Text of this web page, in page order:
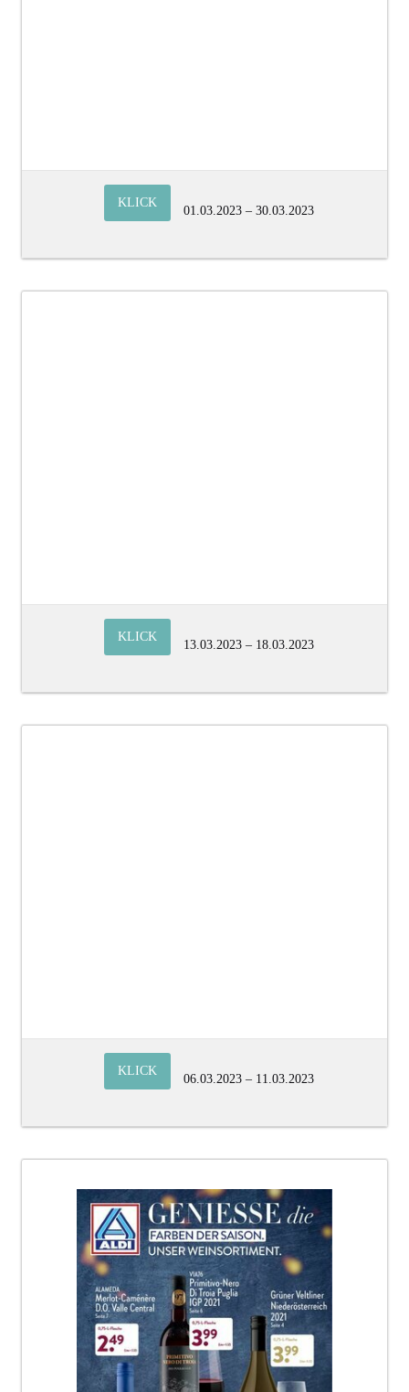
KLICK
01.03.2023 – 30.03.2023
KLICK
13.03.2023 – 18.03.2023
KLICK
06.03.2023 – 11.03.2023